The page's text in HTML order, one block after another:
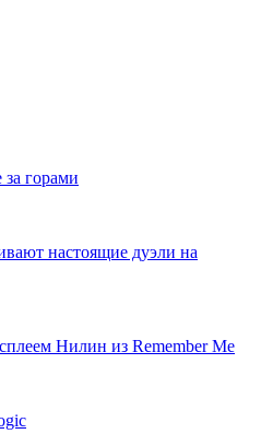
за горами
настоящие дуэли на
Нилин из Remember Me